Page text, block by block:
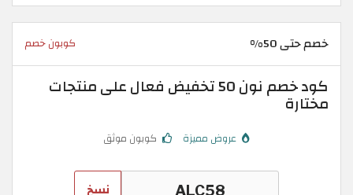
خصم حتى 50% كوبون خصم
كود خصم نون 50 تخفيض فعال على منتجات
مختارة
عروض مميزة كوبون موثق
نسخ